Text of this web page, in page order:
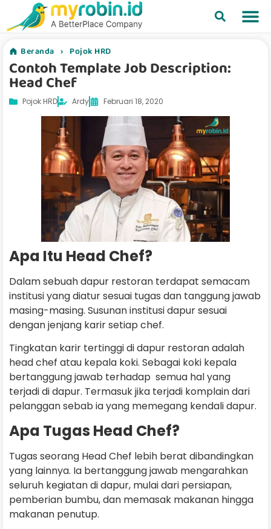
Beranda › Pojok HRD
Contoh Template Job Description:
Head Chef
Pojok HRD Ardy Februari 18, 2020
Apa Itu Head Chef?
Dalam sebuah dapur restoran terdapat semacam
institusi yang diatur sesuai tugas dan tanggung jawab
masing-masing. Susunan institusi dapur sesuai
dengan jenjang karir setiap chef.
Tingkatan karir tertinggi di dapur restoran adalah
head chef atau kepala koki. Sebagai koki kepala
bertanggung jawab terhadap semua hal yang
terjadi di dapur. Termasuk jika terjadi komplain dari
pelanggan sebab ia yang memegang kendali dapur.
Apa Tugas Head Chef?
Tugas seorang Head Chef lebih berat dibandingkan
yang lainnya. Ia bertanggung jawab mengarahkan
seluruh kegiatan di dapur, mulai dari persiapan,
pemberian bumbu, dan memasak makanan hingga
makanan penutup.